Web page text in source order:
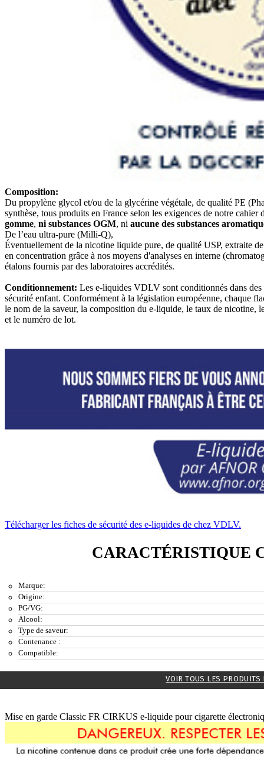
Composition:
Du propylène glycol et/ou de la glycérine végétale, de qualité PE
synthèse, tous produits en France selon les exigences de notre
gomme, ni substances OGM, ni aucune des substances
De l’eau ultra-pure (Milli-Q),
Éventuellement de la nicotine liquide pure, de qualité USP, extraite
en concentration grâce à nos moyens d'analyses en interne
étalons fournis par des laboratoires accrédités.
Conditionnement: Les e-liquides VDLV sont conditionnés dans des
sécurité enfant. Conformément à la législation européenne, chaque
le nom de la saveur, la composition du e-liquide, le taux de nicotine,
et le numéro de lot.
Télécharger les fiches de sécurité des e-liquides de chez VDLV.
CARACTÉRISTIQUE
Marque:
Origine:
PG/VG:
Alcool:
Type de saveur:
Contenance :
Compatible:
VOIR TOUS LES PRODUITS
Mise en garde Classic FR CIRKUS e-liquide pour cigarette